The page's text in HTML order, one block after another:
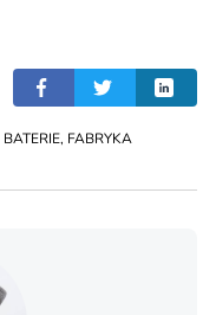
BATERIE, FABRYKA